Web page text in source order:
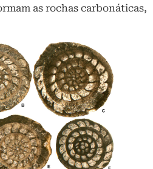
as rochas carbonáticas,